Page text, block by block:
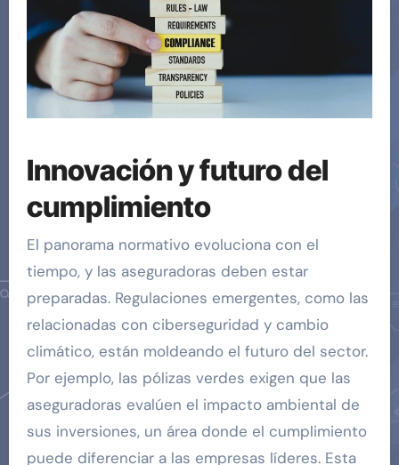
Innovación y futuro del
cumplimiento
El panorama normativo evoluciona con el
tiempo, y las aseguradoras deben estar
preparadas. Regulaciones emergentes, como las
relacionadas con ciberseguridad y cambio
climático, están moldeando el futuro del sector.
Por ejemplo, las pólizas verdes exigen que las
aseguradoras evalúen el impacto ambiental de
sus inversiones, un área donde el cumplimiento
puede diferenciar a las empresas líderes. Esta